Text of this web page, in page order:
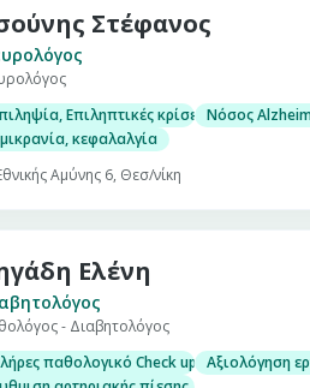
Στέφανος
Επιληπτικές κρίσειςΝόσος
κεφαλαλγία
Αμύνης 6, Θεσ/νίκη
Ελένη
- Διαβητολόγος
παθολογικό Check up σε άνδρες και
Αξιολόγηση